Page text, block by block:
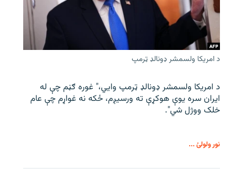
د امریکا ولسمشر ډونالډ ټرمپ
د امریکا ولسمشر ډونالډ ټرمپ وايي،" غوره ګڼم چې له
ایران سره یوې هوکړې ته ورسیږم، ځکه نه غواړم چې عام
خلک ووژل شي".
نور ولولئ ...